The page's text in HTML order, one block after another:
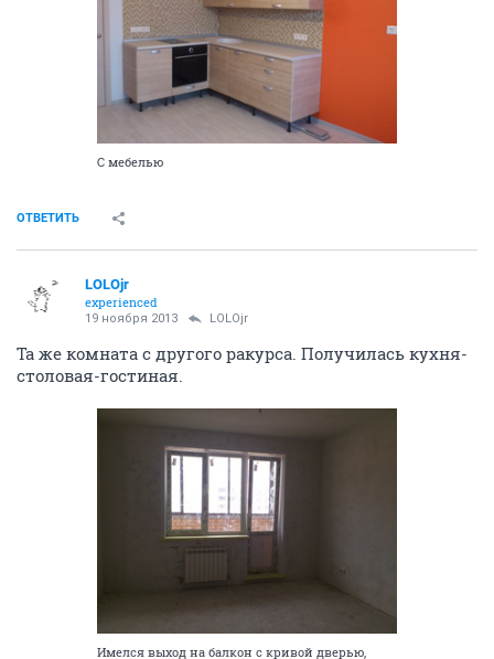
С мебелью
ОТВЕТИТЬ
LOLOjr
experienced
19 ноября 2013 LOLOjr
Та же комната с другого ракурса. Получилась кухня-
столовая-гостиная.
Имелся выход на балкон с кривой дверью,